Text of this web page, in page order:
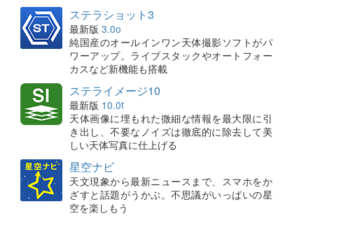
ステラショット3
最新版 3.0o
純国産のオールインワン天体撮影ソフトがパ
ワーアップ。ライブスタックやオートフォー
カスなど新機能も搭載
ステライメージ10
最新版 10.0f
天体画像に埋もれた微細な情報を最大限に引
き出し、不要なノイズは徹底的に除去して美
しい天体写真に仕上げる
星空ナビ
天文現象から最新ニュースまで、スマホをか
ざすと話題がうかぶ。不思議がいっぱいの星
空を楽しもう